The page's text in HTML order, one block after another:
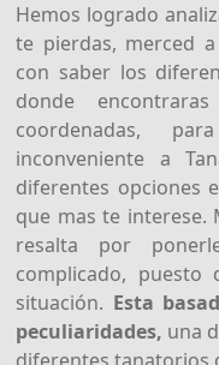
Hemos logrado
te pierdas, merced
con saber los
donde
coordenadas,
inconveniente a
diferentes opciones
que mas te interese.
resalta por
complicado,
situación. Esta
peculiaridades, una